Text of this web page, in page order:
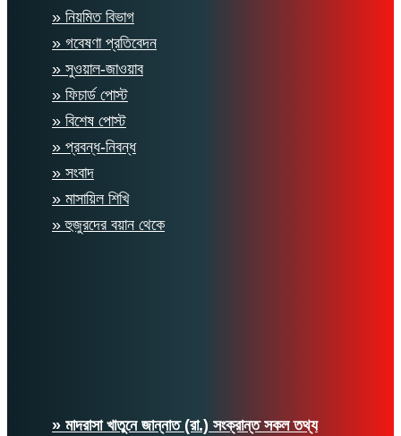
» নিয়মিত বিভাগ
» গবেষণা প্রতিবেদন
» সুওয়াল-জাওয়াব
» ফিচার্ড পোস্ট
» বিশেষ পোস্ট
» প্রবন্ধ-নিবন্ধ
» সংবাদ
» মাসায়িল শিখি
» হুজুরদের বয়ান থেকে
» মাদরাসা খাতুনে জান্নাত (রা.) সংক্রান্ত সকল তথ্য